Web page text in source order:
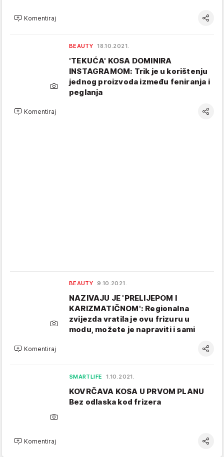
Komentiraj
BEAUTY 18.10.2021.
'TEKUĆA' KOSA DOMINIRA
INSTAGRAMOM: Trik je u korištenju
jednog proizvoda između feniranja i
peglanja
Komentiraj
BEAUTY 9.10.2021.
NAZIVAJU JE 'PRELIJEPOM I
KARIZMATIČNOM': Regionalna
zvijezda vratila je ovu frizuru u
modu, možete je napraviti i sami
Komentiraj
SMARTLIFE 1.10.2021.
KOVRČAVA KOSA U PRVOM PLANU
Bez odlaska kod frizera
Komentiraj